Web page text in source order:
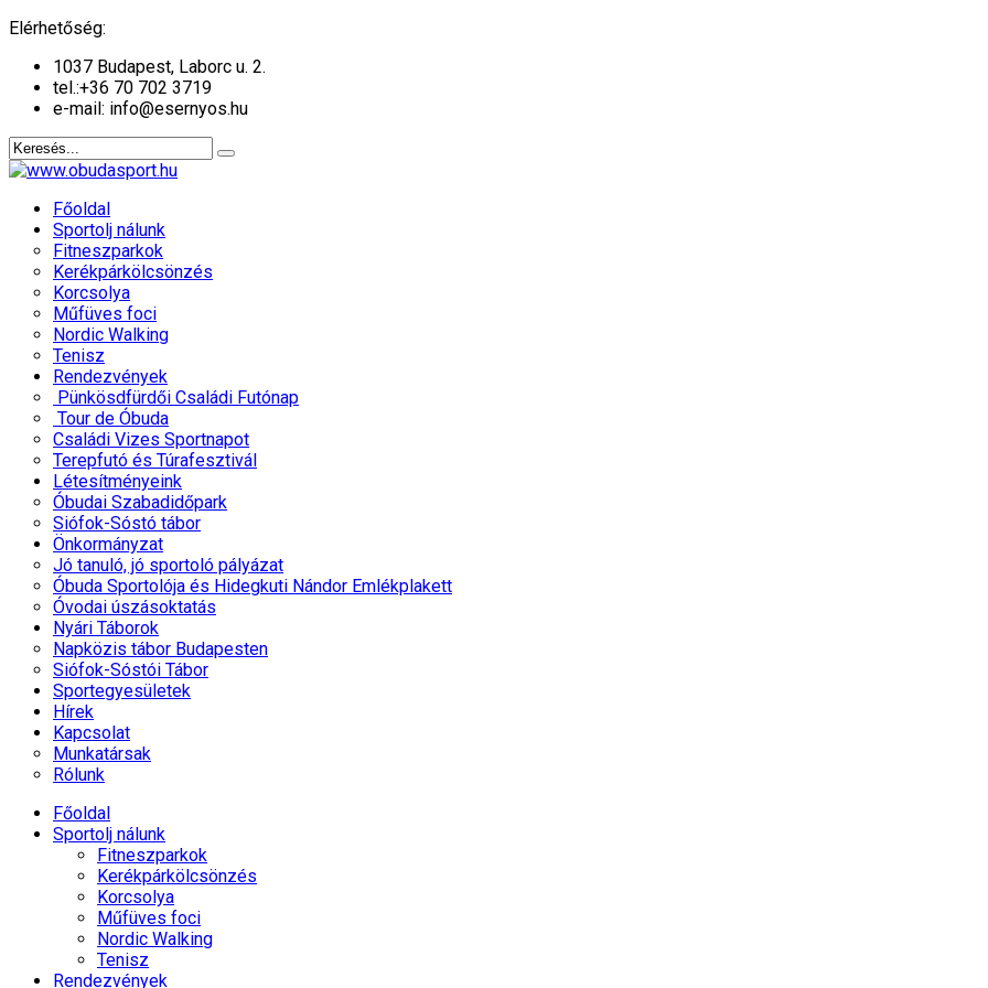
Elérhetőség:
1037 Budapest, Laborc u. 2.
tel.:+36 70 702 3719
e-mail: info@esernyos.hu
Főoldal
Sportolj nálunk
Fitneszparkok
Kerékpárkölcsönzés
Korcsolya
Műfüves foci
Nordic Walking
Tenisz
Rendezvények
Pünkösdfürdői Családi Futónap
Tour de Óbuda
Családi Vizes Sportnapot
Terepfutó és Túrafesztivál
Létesítményeink
Óbudai Szabadidőpark
Siófok-Sóstó tábor
Önkormányzat
Jó tanuló, jó sportoló pályázat
Óbuda Sportolója és Hidegkuti Nándor Emlékplakett
Óvodai úszásoktatás
Nyári Táborok
Napközis tábor Budapesten
Siófok-Sóstói Tábor
Sportegyesületek
Hírek
Kapcsolat
Munkatársak
Rólunk
Főoldal
Sportolj nálunk
Fitneszparkok
Kerékpárkölcsönzés
Korcsolya
Műfüves foci
Nordic Walking
Tenisz
Rendezvények
év
hónap
év
hónap